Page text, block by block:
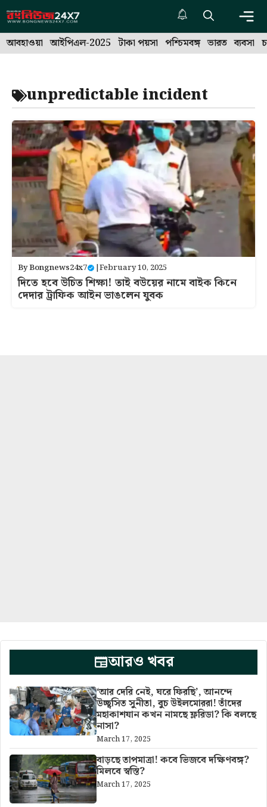
Skip
to
content
আবহাওয়া আইপিএল-2025 টাকা পয়সা পশ্চিমবঙ্গ ভারত ব্যবসা
unpredictable incident
ByBongnews24x7 |February 10, 2025
দিতে হবে উচিত শিক্ষা! তাই ব‌উয়ের নামে বাইক কিনে
দেদার ট্রাফিক আইন ভাঙলেন যুবক
আরও খবর
‘আর দেরি নেই, ঘরে ফিরছি’, আনন্দে
উচ্ছ্বসিত সুনীতা, বুচ উইলমোররা! তাঁদের
মহাকাশযান কখন নামছে ফ্লরিডা? কি বলছে
নাসা?
March 17, 2025
বাড়ছে তাপমাত্রা! কবে ভিজবে দক্ষিণবঙ্গ?
মিলবে স্বস্তি?
March 17, 2025